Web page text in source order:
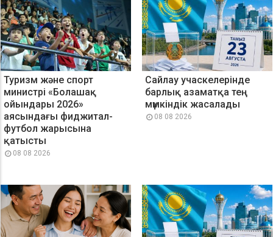
Туризм және спорт
министрі «Болашақ
ойындары 2026»
аясындағы фиджитал-
футбол жарысына
қатысты
08 08 2026
Сайлау учаскелерінде
барлық азаматқа тең
мүмкіндік жасалады
08 08 2026